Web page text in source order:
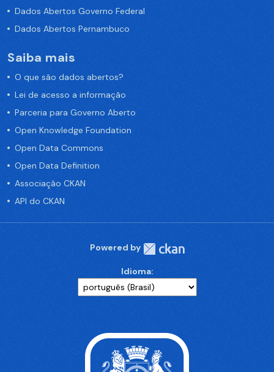
Dados Abertos Governo Federal
Dados Abertos Pernambuco
Saiba mais
O que são dados abertos?
Lei de acesso a informação
Parceria para Governo Aberto
Open Knowledge Foundation
Open Data Commons
Open Data Definition
Associação CKAN
API do CKAN
Powered by
Idioma